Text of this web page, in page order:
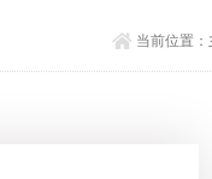
当前位置：